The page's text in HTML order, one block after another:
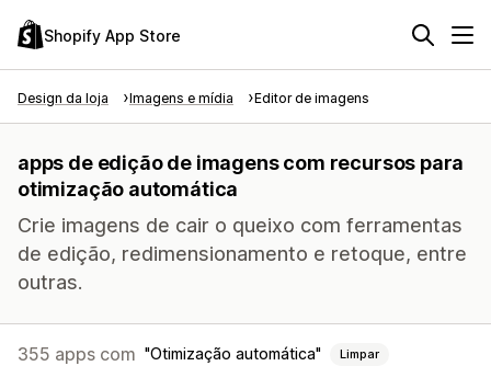
Shopify App Store
Design da loja Imagens e mídia Editor de imagens
apps de edição de imagens com recursos para
otimização automática
Crie imagens de cair o queixo com ferramentas
de edição, redimensionamento e retoque, entre
outras.
355 apps com Otimização automática Limpar